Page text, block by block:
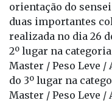
orientação do
duas importantes
realizada no dia 26
2º lugar na
Master / Peso Leve /
do 3º lugar na
Master / Peso Leve /